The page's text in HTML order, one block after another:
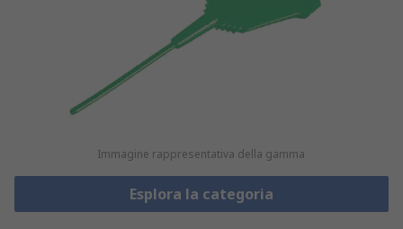
Immagine rappresentativa della gamma
Esplora la categoria